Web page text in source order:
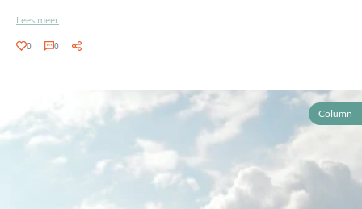
Lees meer
0 0
Column